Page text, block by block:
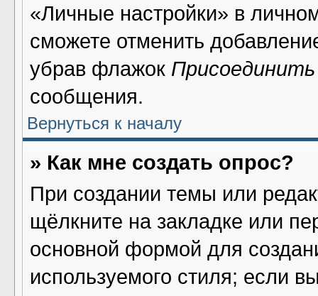
«Личные настройки» в
сможете отменить
убрав флажок Присоединить
сообщения.
Вернуться к началу
» Как мне создать опрос?
При создании темы или
щёлкните на закладке или
основной формой для
используемого стиля; если